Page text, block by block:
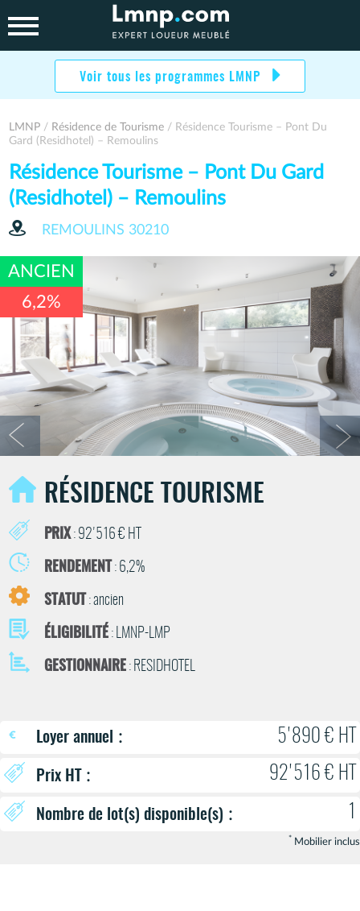
to
content
Voir tous les programmes LMNP
Résidence Tourisme – Pont Du Gard
(Residhotel) – Remoulins
REMOULINS 30210
ANCIEN
6,2%
RÉSIDENCE TOURISME
PRIX: 92'516 € HT
RENDEMENT : 6,2%
STATUT : ancien
ÉLIGIBILITÉ : LMNP-LMP
GESTIONNAIRE : RESIDHOTEL
Loyer annuel : 5'890 € HT
Prix HT : 92'516 € HT
Nombre de lot(s) disponible(s) :
* Mobilier inclus
LMNP / Résidence de Tourisme / Résidence Tourisme – Pont Du
Gard (Residhotel) – Remoulins